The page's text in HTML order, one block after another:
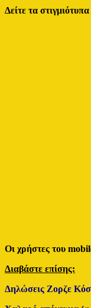
Δείτε τα
Οι χρήστες του
Διαβάστε επίσης:
Δηλώσεις Ζορζε